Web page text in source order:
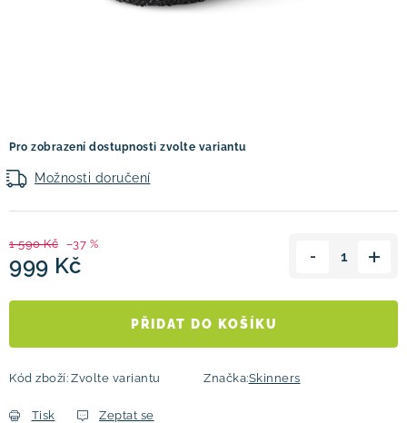
Pro zobrazení dostupnosti zvolte variantu
Možnosti doručení
1 590 Kč –37 %
999 Kč
PŘIDAT DO KOŠÍKU
Kód zboží: Zvolte variantu Značka:Skinners
Tisk Zeptat se